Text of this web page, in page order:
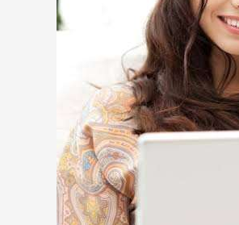
từ dòng vốn ETF (tuần tốt nhất kể từ tháng 4
Xem chi tiết các bài viết đầy đủ tại dòng thời
#feargreedindex #bip110fork